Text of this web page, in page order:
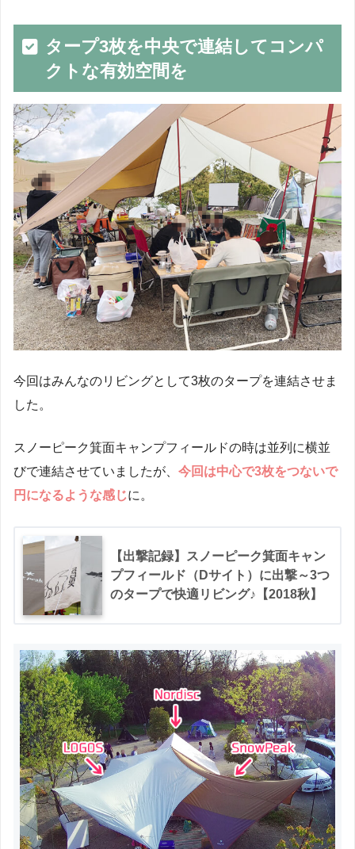
タープ3枚を中央で連結してコンパ
クトな有効空間を
今回はみんなのリビングとして3枚のタープを連結させま
した。
スノーピーク箕面キャンプフィールドの時は並列に横並
びで連結させていましたが、 今回は中心で3枚をつないで
円になるような感じに。
【出撃記録】スノーピーク箕面キャン
プフィールド（Dサイト）に出撃～3つ
のタープで快適リビング♪【2018秋】